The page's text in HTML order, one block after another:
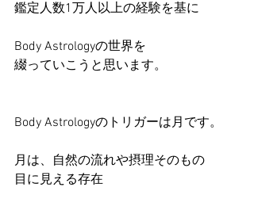
鑑定人数1万人以上の経験を基に
Body Astrologyの世界を
綴っていこうと思います。
Body Astrologyのトリガーは月です。
月は、自然の流れや摂理そのもの
目に見える存在